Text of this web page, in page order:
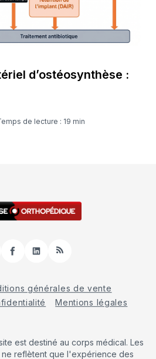
d’ostéosynthèse :
Temps de lecture : 19 min
FacebookLinkedInRSS
générales de vente
Mentions légales
est destiné au corps médical. Les
ne reflètent que l'expérience des